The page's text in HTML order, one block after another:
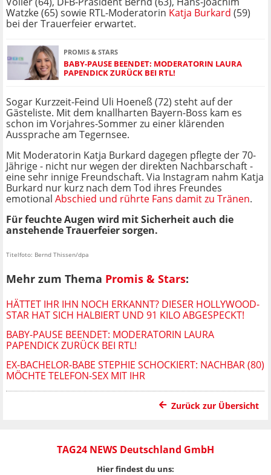
Watzke (65) sowie RTL-Moderatorin Katja Burkard (59)
bei der Trauerfeier erwartet.
PROMIS & STARS
BABY-PAUSE BEENDET: MODERATORIN LAURA
PAPENDICK ZURÜCK BEI RTL!
Sogar Kurzzeit-Feind Uli Hoeneß (72) steht auf der
Gästeliste. Mit dem knallharten Bayern-Boss kam es
schon im Vorjahres-Sommer zu einer klärenden
Aussprache am Tegernsee.
Mit Moderatorin Katja Burkard dagegen pflegte der 70-
Jährige - nicht nur wegen der direkten Nachbarschaft -
eine sehr innige Freundschaft. Via Instagram nahm Katja
Burkard nur kurz nach dem Tod ihres Freundes
emotional Abschied und rührte Fans damit zu Tränen.
Für feuchte Augen wird mit Sicherheit auch die
anstehende Trauerfeier sorgen.
Titelfoto: Bernd Thissen/dpa
Mehr zum Thema Promis & Stars:
HÄTTET IHR IHN NOCH ERKANNT? DIESER HOLLYWOOD-
STAR HAT SICH HALBIERT UND 91 KILO ABGESPECKT!
BABY-PAUSE BEENDET: MODERATORIN LAURA
PAPENDICK ZURÜCK BEI RTL!
EX-BACHELOR-BABE STEPHIE SCHOCKIERT: NACHBAR (80)
MÖCHTE TELEFON-SEX MIT IHR
Zurück zur Übersicht
TAG24 NEWS Deutschland GmbH
Hier findest du uns: